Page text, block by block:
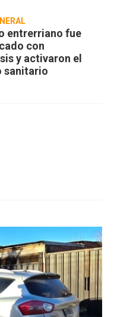
entrerriano fue
con
y activaron el
sanitario